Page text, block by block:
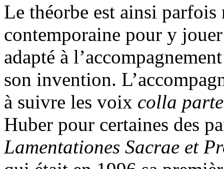
Le théorbe est ainsi
contemporaine pour y
adapté à
son invention.
à suivre les voix colla
Huber pour certaines des
Lamentationes Sacrae et